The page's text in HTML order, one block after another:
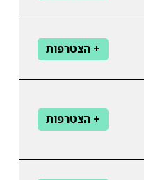
+ הצטרפות
+ הצטרפות